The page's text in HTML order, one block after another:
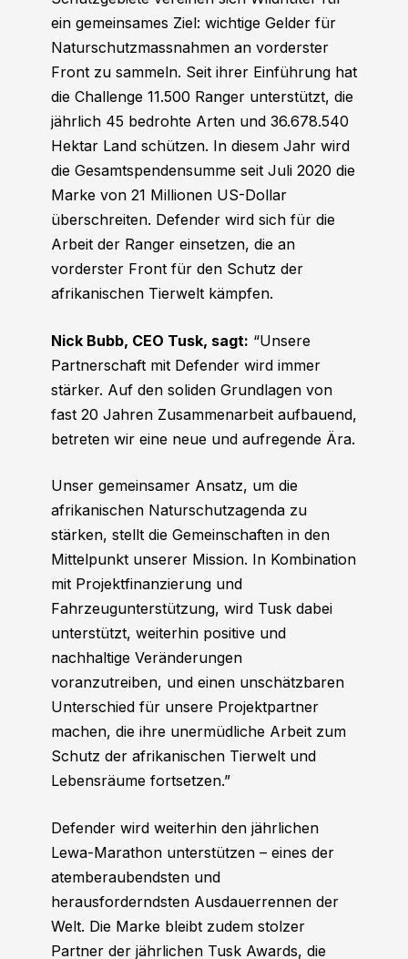
ein gemeinsames Ziel: wichtige Gelder für
Naturschutzmassnahmen an vorderster
Front zu sammeln. Seit ihrer Einführung hat
die Challenge 11.500 Ranger unterstützt, die
jährlich 45 bedrohte Arten und 36.678.540
Hektar Land schützen. In diesem Jahr wird
die Gesamtspendensumme seit Juli 2020 die
Marke von 21 Millionen US-Dollar
überschreiten. Defender wird sich für die
Arbeit der Ranger einsetzen, die an
vorderster Front für den Schutz der
afrikanischen Tierwelt kämpfen.
Nick Bubb, CEO Tusk, sagt: “Unsere
Partnerschaft mit Defender wird immer
stärker. Auf den soliden Grundlagen von
fast 20 Jahren Zusammenarbeit aufbauend,
betreten wir eine neue und aufregende Ära.
Unser gemeinsamer Ansatz, um die
afrikanischen Naturschutzagenda zu
stärken, stellt die Gemeinschaften in den
Mittelpunkt unserer Mission. In Kombination
mit Projektfinanzierung und
Fahrzeugunterstützung, wird Tusk dabei
unterstützt, weiterhin positive und
nachhaltige Veränderungen
voranzutreiben, und einen unschätzbaren
Unterschied für unsere Projektpartner
machen, die ihre unermüdliche Arbeit zum
Schutz der afrikanischen Tierwelt und
Lebensräume fortsetzen.”
Defender wird weiterhin den jährlichen
Lewa-Marathon unterstützen – eines der
atemberaubendsten und
herausforderndsten Ausdauerrennen der
Welt. Die Marke bleibt zudem stolzer
Partner der jährlichen Tusk Awards, die